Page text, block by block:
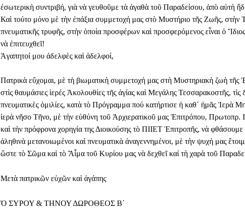
ἐσωτερικὴ συντριβή, γιὰ νὰ γευθοῦμε τὰ ἀγαθὰ τοῦ Παραδείσου, ἀπὸ αὐτὴ
​Καὶ τούτο μόνο μὲ τὴν ἐπάξια συμμετοχή μας στὸ Μυστήριο τῆς Ζωῆς, στὴν
πνευματικῆς τρυφῆς, στὴν ὁποία προσφέρων καὶ προσφερόμενος εἶναι ὁ
νὰ ἐπιτευχθεῖ!
​Ἀγαπητοί μου ἀδελφὲς καὶ ἀδελφοί,
​Πατρικὰ εὔχομαι, μὲ τὴ βιωματικὴ συμμετοχή μας στὴ Μυστηριακὴ ζωὴ τῆς
στὶς θαυμάσιες ἱερές Ἀκολουθίες τῆς ἁγίας καὶ Μεγάλης Τεσσαρακοστῆς, τὶς
πνευματικὲς ὁμιλίες, κατὰ τὸ Πρόγραμμα πού κατήρτισε ἡ καθ΄ ἡμᾶς Ἱερὰ
ἱερὰ νῆσο Τῆνο, μὲ τὴν εὐθύνη τοῦ Ἀρχιερατικοῦ μας Ἐπιτρόπου, Πρωτοπρ.
καὶ τὴν πρόφρονα χορηγία της Διοικούσης τὸ ΠΙΙΕΤ Ἐπιτροπῆς, νὰ
ἀληθινὰ μετανοιωμένοι καὶ πνευματικὰ ἀναγεννημένοι, μὲ τὴν ψυχή μας
ὥστε τὸ Σῶμα καὶ τὸ Ἂἷμα τοῦ Κυρίου μας νὰ δεχθεῖ καἰ τὴ χαρὰ τοῦ
Μετὰ πατρικῶν εὐχῶν καὶ ἀγάπης
Ὁ ΣΥΡΟΥ & ΤΗΝΟΥ ΔΩΡΟΘΕΟΣ Β΄